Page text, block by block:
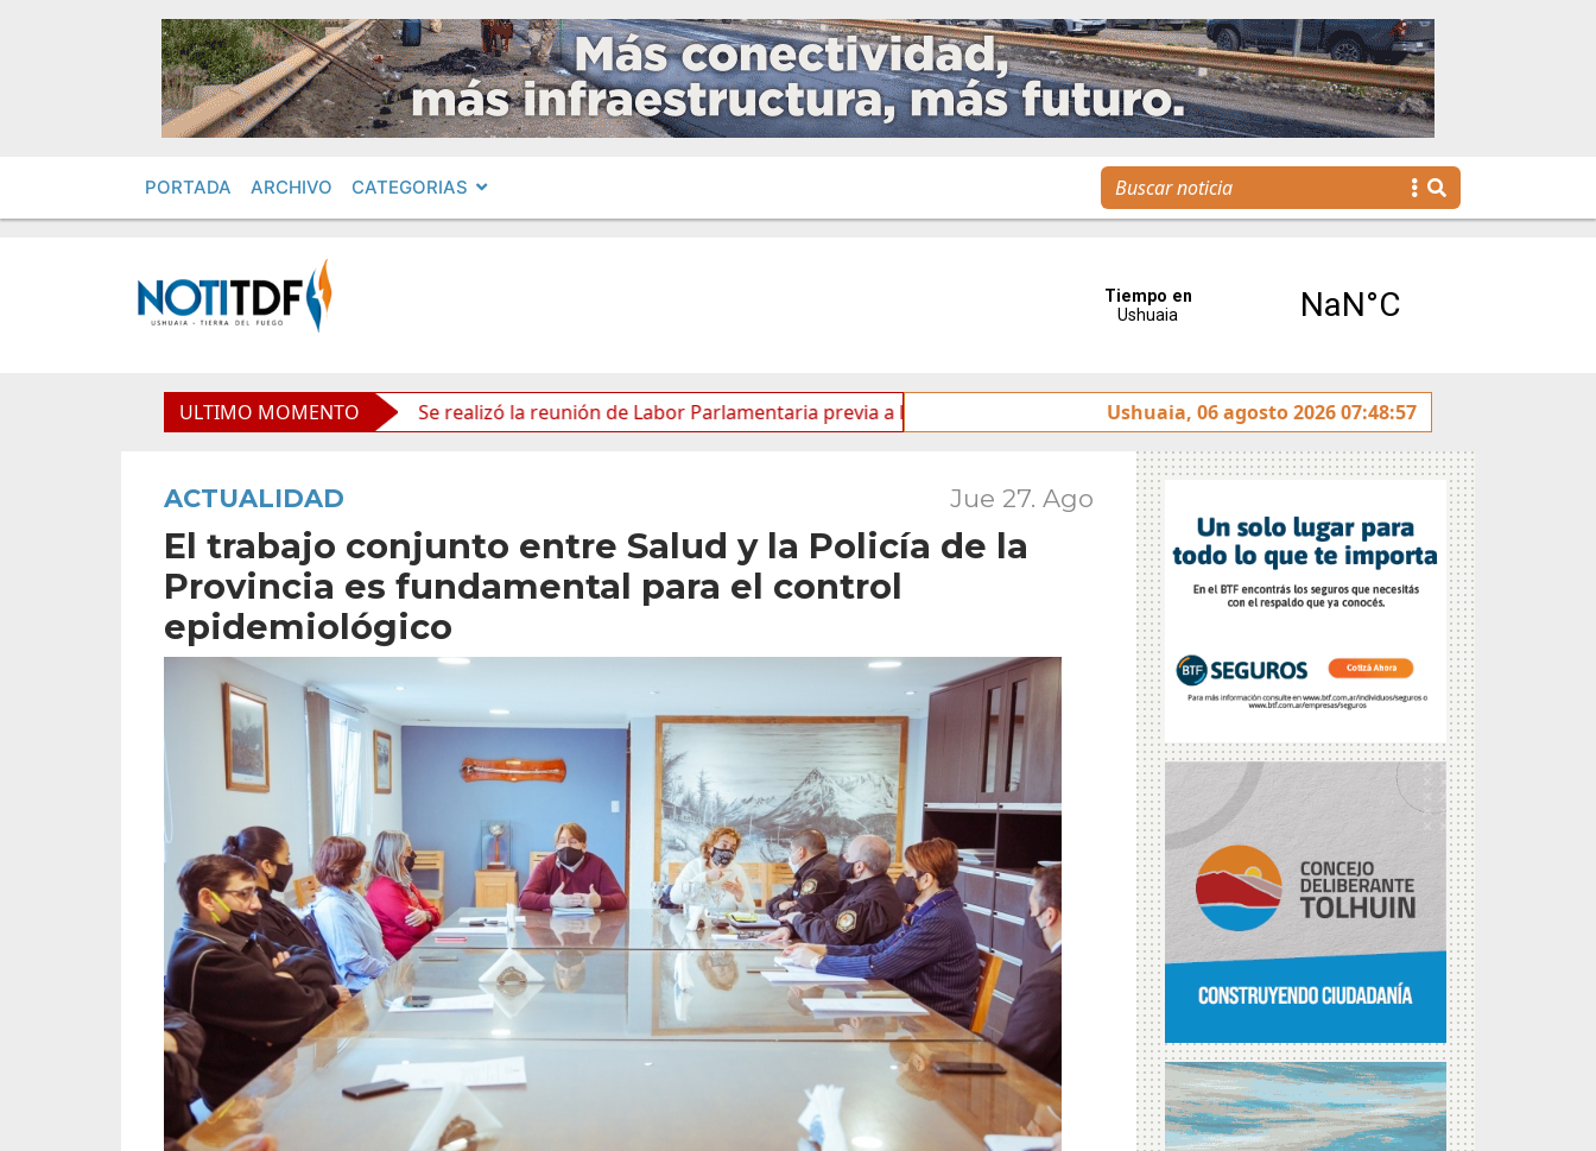
PORTADA ARCHIVO CATEGORIAS
ULTIMO MOMENTO
políticos por «ficha limpia» Se realizó la reunión de Labor Parlamentaria previa a la 5.ª Sesión Ordinaria La Escuela Municipal de Emprendedores impulsa la
Ushuaia, 06 agosto 2026 07:48:57
ACTUALIDAD Jue 27. Ago
El trabajo conjunto entre Salud y la Policía de la
Provincia es fundamental para el control
epidemiológico